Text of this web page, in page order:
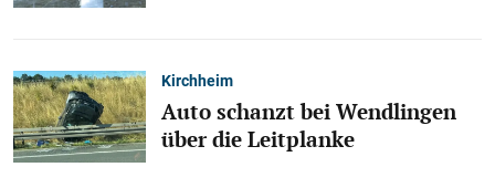
Kirchheim
Auto schanzt bei Wendlingen
über die Leitplanke